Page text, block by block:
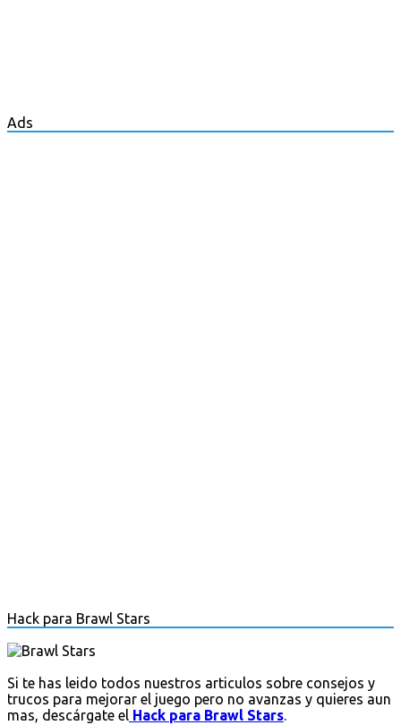
Ads
Hack para Brawl Stars
Si te has leido todos nuestros articulos sobre consejos y
trucos para mejorar el juego pero no avanzas y quieres aun
mas, descárgate el Hack para Brawl Stars.